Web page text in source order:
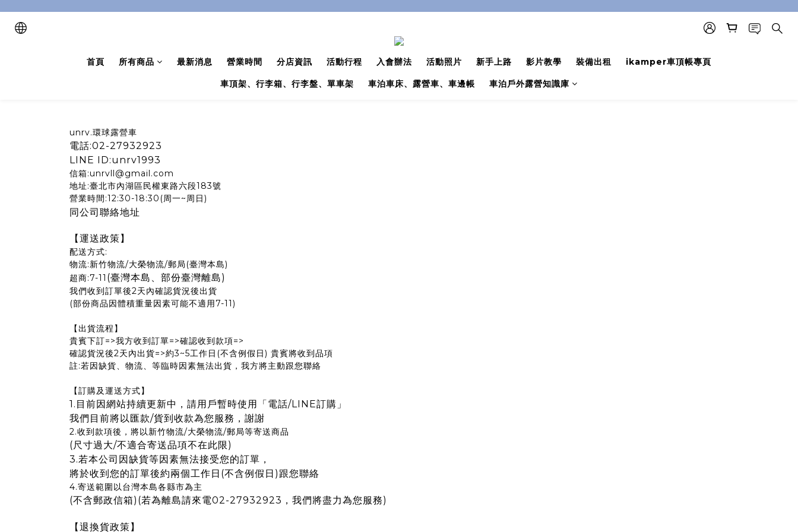
首頁 所有商品 最新消息 營業時間 分店資訊 活動行程 入會辦法 活動照片 新手上路 影片教學 裝備出租 ikamper車頂帳專頁
車頂架、行李箱、行李盤、單車架 車泊車床、露營車、車邊帳 車泊戶外露營知識庫
unrv.環球露營車
電話:02-27932923
LINE ID:unrv1993
信箱:unrvll@gmail.com
地址:臺北市內湖區民權東路六段183號
營業時間:12:30-18:30(周一~周日)
同公司聯絡地址
【運送政策】
配送方式:
物流:新竹物流/大榮物流/郵局(臺灣本島)
超商:7-11 (臺灣本島、部份臺灣離島)
我們收到訂單後2天內確認貨況後出貨
(部份商品因體積重量因素可能不適用7-11)
【出貨流程】
貴賓下訂=>我方收到訂單=>確認收到款項=>
確認貨況後2天內出貨=>約3~5工作日(不含例假日) 貴賓將收到品項
註:若因缺貨、物流、等臨時因素無法出貨，我方將主動跟您聯絡
【訂購及運送方式】
1.目前因網站持續更新中，請用戶暫時使用「電話/LINE訂購」
我們目前將以匯款/貨到收款為您服務，謝謝
2.收到款項後，將以新竹物流/大榮物流/郵局等寄送商品
(尺寸過大/不適合寄送品項不在此限)
3.若本公司因缺貨等因素無法接受您的訂單，
將於收到您的訂單後約兩個工作日(不含例假日)跟您聯絡
4.寄送範圍以台灣本島各縣市為主
(不含郵政信箱)(若為離島請來電02-27932923，我們將盡力為您服務)
【退換貨政策】